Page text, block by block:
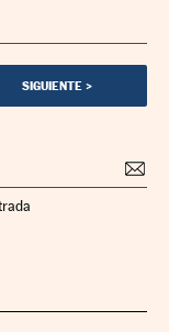
SIGUIENTE >